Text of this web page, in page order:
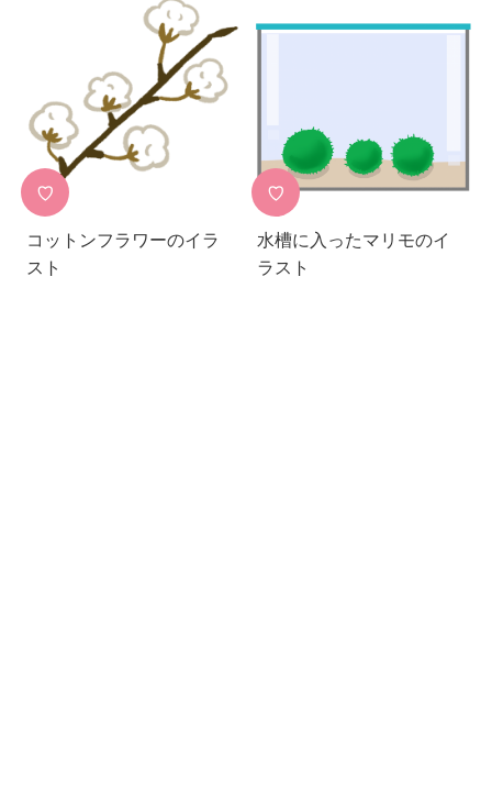
♡
コットンフラワーのイラ
スト
♡
水槽に入ったマリモのイ
ラスト